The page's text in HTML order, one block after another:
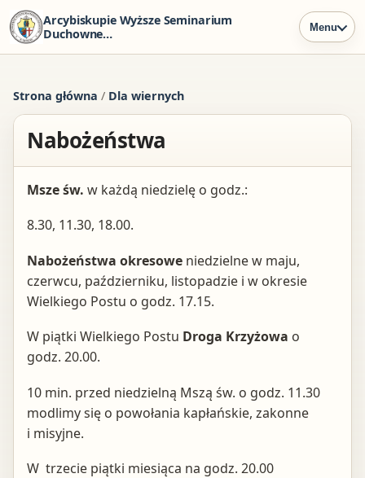
Arcybiskupie Wyższe Seminarium
Duchowne
Menu
Strona główna / Dla wiernych
Nabożeństwa
Msze św. w każdą niedzielę o godz.:
8.30, 11.30, 18.00.
Nabożeństwa okresowe niedzielne w maju,
czerwcu, październiku, listopadzie i w okresie
Wielkiego Postu o godz. 17.15.
W piątki Wielkiego Postu Droga Krzyżowa o
godz. 20.00.
10 min. przed niedzielną Mszą św. o godz. 11.30
modlimy się o powołania kapłańskie, zakonne
i misyjne.
W trzecie piątki miesiąca na godz. 20.00